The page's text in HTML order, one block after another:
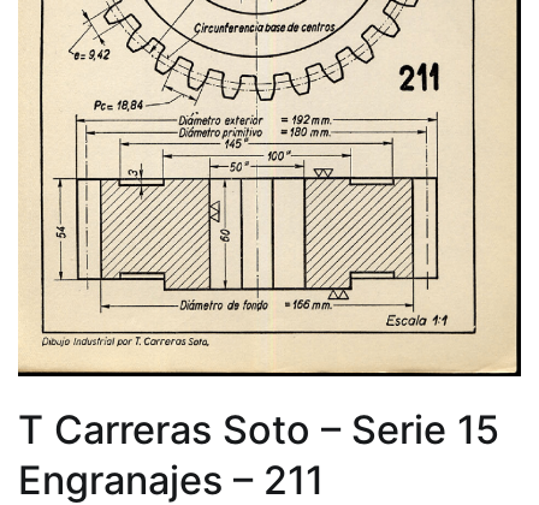
T Carreras Soto – Serie 15
Engranajes – 211